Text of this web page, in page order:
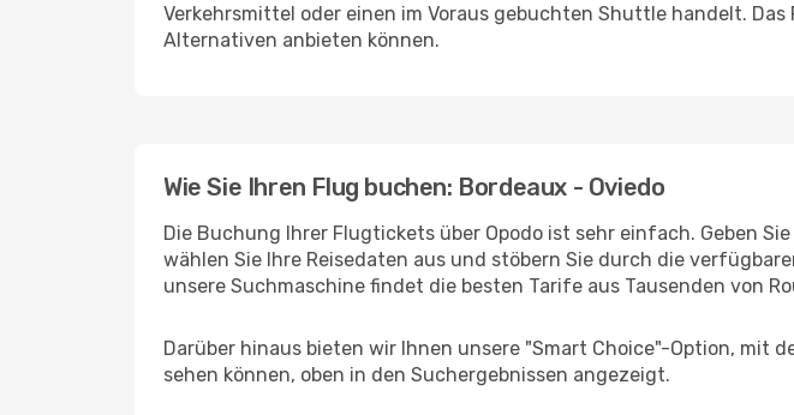
Verkehrsmittel oder einen im Voraus gebuchten Shuttle handelt.
Alternativen anbieten können.
Wie Sie Ihren Flug buchen: Bordeaux - Oviedo
Die Buchung Ihrer Flugtickets über Opodo ist sehr einfach. Geben
wählen Sie Ihre Reisedaten aus und stöbern Sie durch die
unsere Suchmaschine findet die besten Tarife aus Tausenden von
Darüber hinaus bieten wir Ihnen unsere "Smart Choice"-Option,
sehen können, oben in den Suchergebnissen angezeigt.